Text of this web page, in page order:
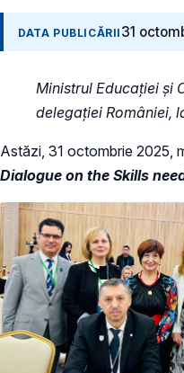
DATA PUBLICĂRII 31
Ministrul Educației și
delegației României,
Astăzi, 31 octombrie 2025,
Dialogue on the Skills